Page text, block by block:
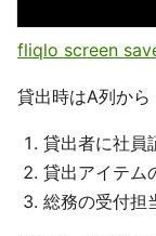
fliqlo screen
貸出時はA列から
貸出者に社員
貸出アイテム
総務の受付担